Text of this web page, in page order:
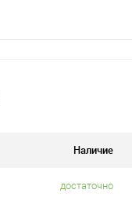
Наличие
достаточно